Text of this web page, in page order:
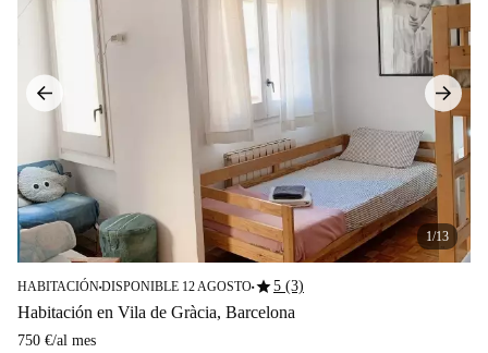
1/13
HABITACIÓN■DISPONIBLE 12 AGOSTO■star5 (3)
Habitación en Vila de Gràcia, Barcelona
750 €/al mes